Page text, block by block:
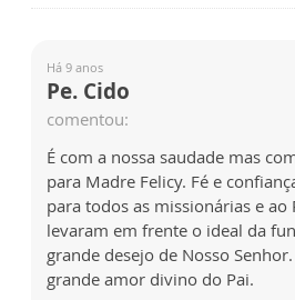
Há 9 anos
Pe. Cido
comentou:
É com a nossa saudade mas
para Madre Felicy. Fé e
para todos as missionárias e ao
levaram em frente o ideal da
grande desejo de Nosso
grande amor divino do Pai.